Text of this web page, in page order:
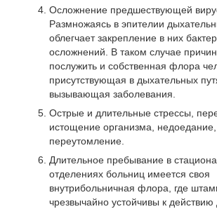
Осложнение предшествующей
Размножаясь в эпителии
облегчает закрепление в них
осложнений. В таком случае
послужить и собственная флора
присутствующая в дыхательных
вызывающая заболевания.
Острые и длительные стрессы,
истощение организма, недоедание,
переутомление.
Длительное пребывание в
отделениях больниц имеется своя
внутрибольничная флора, где
чрезвычайно устойчивы к действию